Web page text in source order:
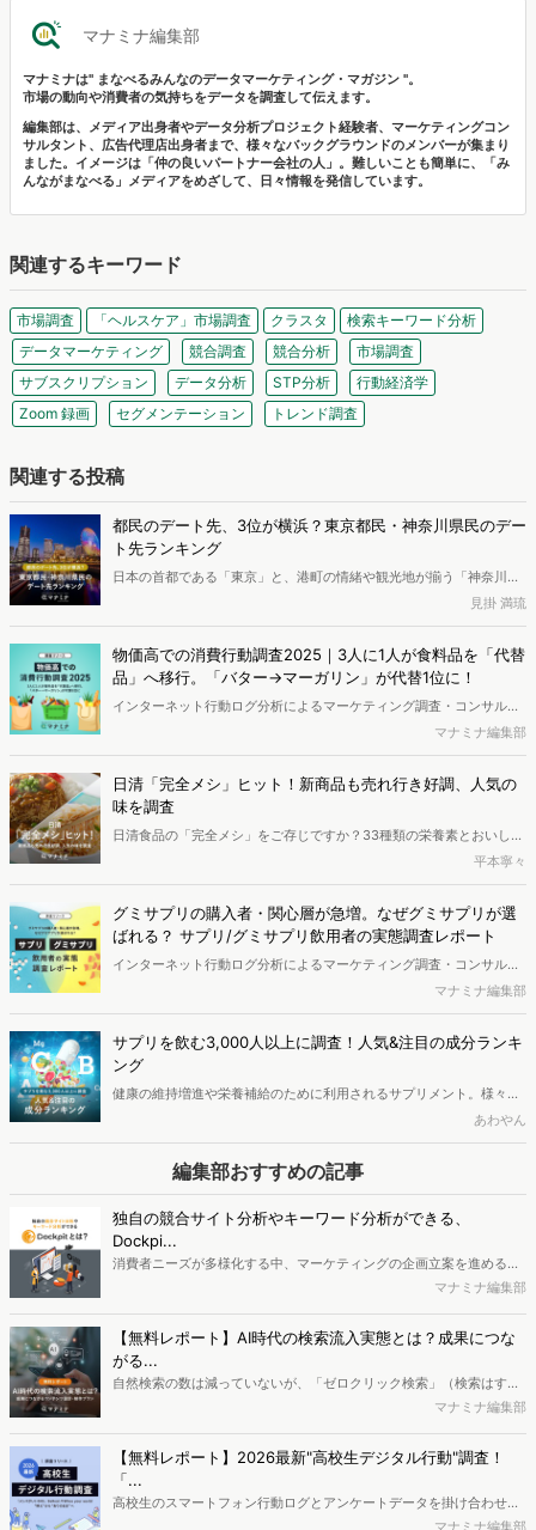
マナミナ編集部
マナミナは" まなべるみんなのデータマーケティング・マガジン "。
市場の動向や消費者の気持ちをデータを調査して伝えます。
編集部は、メディア出身者やデータ分析プロジェクト経験者、マーケティングコン
サルタント、広告代理店出身者まで、様々なバックグラウンドのメンバーが集まり
ました。イメージは「仲の良いパートナー会社の人」。難しいことも簡単に、「み
んながまなべる」メディアをめざして、日々情報を発信しています。
関連するキーワード
市場調査 「ヘルスケア」市場調査 クラスタ
検索キーワード分析
データマーケティング
競合調査 競合分析
市場調査
サブスクリプション
データ分析 STP分析
行動経済学
Zoom 録画
セグメンテーション トレンド調査
関連する投稿
都民のデート先、3位が横浜？東京都民・神奈川県民のデー
ト先ランキング
日本の首都である「東京」と、港町の情緒や観光地が揃う「神奈川」
いからこそ「結局みんな、どこに行くのか」が見えにくい面もありま
す。今回は、Web上の検索データを分析し、東京都民と神奈川県民が
選ぶデートスポットの傾向を調査しました。日本有数の都市であるこ
の2つのエリアに住む人々は、普段どのような場所でデートをしてい
るのでしょうか。
見掛 満琉
物価高での消費行動調査2025｜3人に1人が食料品を「代替
品」へ移行。「バター→マーガリン」が代替1位に！
インターネット行動ログ分析によるマーケティング調査・コンサルテ
ィングサービスを提供する株式会社ヴァリューズ（本社：東京都港
区、代表取締役社長：辻本 秀幸、以下「ヴァリューズ」）は、国内の
18歳以上の男女33,276人を対象に、直近2年間の物価高による消費行
動変化に関する消費者アンケート調査を実施しました。また、WEB行
動ログを使用し、WEB上における興味関心を分析しました。※本レポ
ートは記事末尾のフォームから無料でダウンロードできます。
マナミナ編集部
日清「完全メシ」ヒット！新商品も売れ行き好調、人気の
味を調査
日清食品の「完全メシ」をご存じですか？33種類の栄養素とおいしさ
の完全なバランスを追求した「完全メシ」がいま人気沸騰中です。即
席麺、カップライス、冷凍食品、スープなどが展開されています。今
回は即席麺とカップライスに着目し、「完全メシ」購入者の特徴や人
気の味を調査していきます。最後には、おいしく栄養を摂取できるそ
のほかの商品もご紹介します。
平本寧々
グミサプリの購入者・関心層が急増。なぜグミサプリが選
ばれる？ サプリ/グミサプリ飲用者の実態調査レポート
インターネット行動ログ分析によるマーケティング調査・コンサルテ
ィングサービスを提供する株式会社ヴァリューズ（本社：東京都港
区、代表取締役社長：辻本 秀幸、以下「ヴァリューズ」）は、国内の
18歳以上の男女38,015人を対象に、飲用しているサプリメントに関す
る消費者アンケート調査を実施しました。また、Web行動ログとアン
ケートデータを活用した分析ツール（「Dockpit（ドックピット）」
「Perscope（ペルスコープ）」）を用いて、サプリメント市場を調
査。サプリメント利用者を種類別にセグメント分けし、それぞれの価
値観や特徴的な検索ワードなどを分析しました。
マナミナ編集部
サプリを飲む3,000人以上に調査！人気&注目の成分ランキ
ング
健康の維持増進や栄養補給のために利用されるサプリメント。様々な
成分を含むサプリメントが販売されていますが、どのような成分が消
費者の関心を引きつけるのでしょうか。この記事では、サプリメント
を摂取している方を対象に行った調査を参照しつつ、「関心がある」
と回答の多かった人気&注目の成分のランキングや興味関心者を分析
しました。
あわやん
編集部おすすめの記事
独自の競合サイト分析やキーワード分析ができる、
Dockpi...
消費者ニーズが多様化する中、マーケティングの企画立案を進める上
で、競合分析や消費者分析の重要性がより高まっています。Web行動
データを活用し、Web上の消費者行動を起点とした競合サイト分析や
消費者分析が可能です。今回はDockpitならではの利便性の高い機能
や活用方法を解説します。
マナミナ編集部
【無料レポート】AI時代の検索流入実態とは？成果につな
がる...
自然検索の数は減っていないが、「ゼロクリック検索」（検索はする
がページには流入しない）の割合が増加しているのが、AI時代の検索
か、また、要因を理解した上で、成果に確実につながるコンテンツを
制作するにはどうするべきなのでしょうか。本レポートはこのような
疑問をお抱えのSEO・Webマーケティングご担当者様におすすめの内
容となっています。※本レポートは記事のフォームから無料でダウン
マナミナ編集部
【無料レポート】2026最新"高校生デジタル行動"調査！
「...
高校生のスマートフォン行動ログとアンケートデータを掛け合わせ、
最新の若年層（高校生）におけるデジタル行動実態やSNSの利用傾向
マナミナ編集部